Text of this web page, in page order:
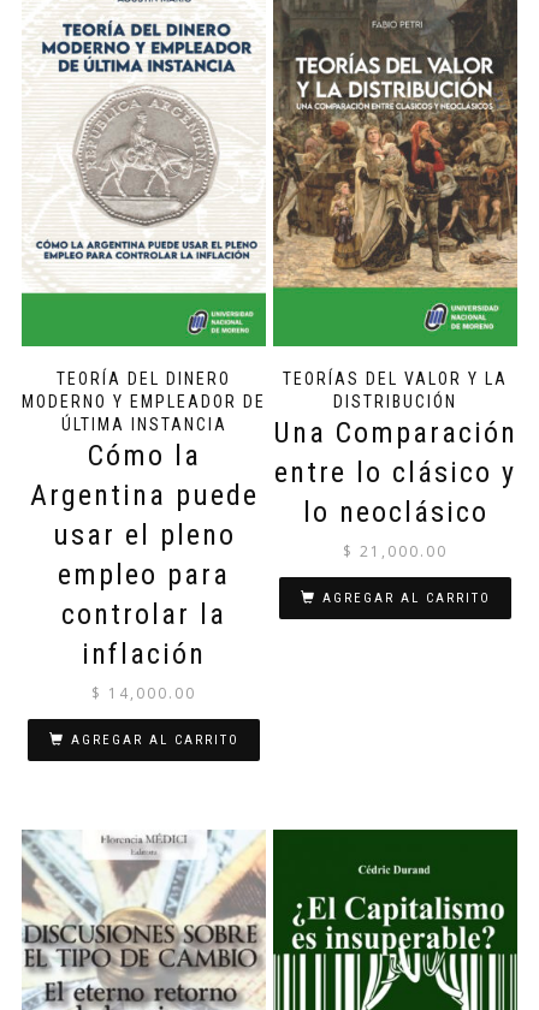
TEORÍA DEL DINERO
MODERNO Y EMPLEADOR DE
ÚLTIMA INSTANCIA
Cómo la
Argentina puede
usar el pleno
empleo para
controlar la
inflación
$ 14,000.00
AGREGAR AL CARRITO
TEORÍAS DEL VALOR Y LA
DISTRIBUCIÓN
Una Comparación
entre lo clásico y
lo neoclásico
$ 21,000.00
AGREGAR AL CARRITO